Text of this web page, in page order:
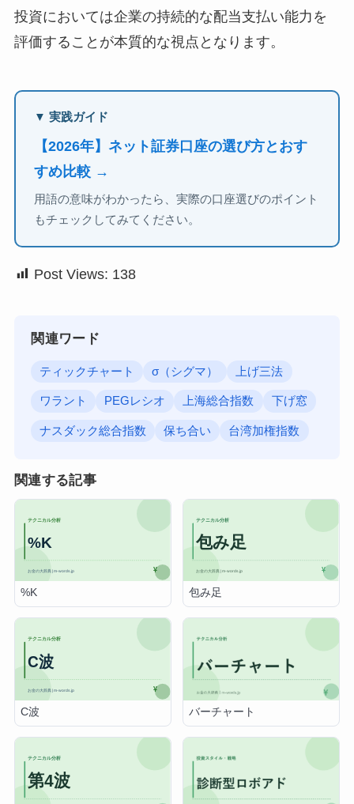
投資においては企業の持続的な配当支払い能力を
評価することが本質的な視点となります。
▼ 実践ガイド
【2026年】ネット証券口座の選び方とおす
すめ比較 →
用語の意味がわかったら、実際の口座選びのポイント
もチェックしてみてください。
Post Views: 138
関連ワード
ティックチャート σ（シグマ） 上げ三法
ワラント PEGレシオ 上海総合指数 下げ窓
ナスダック総合指数 保ち合い 台湾加権指数
関連する記事
%K 包み足
C波 バーチャート